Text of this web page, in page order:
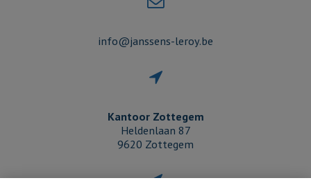
info@janssens-leroy.be
Kantoor Zottegem
Heldenlaan 87
9620 Zottegem